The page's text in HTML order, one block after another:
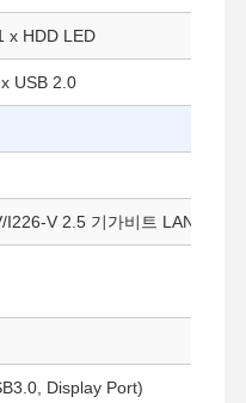
x HDD LED
USB 2.0
V 2.5 기가비트 LAN
Display Port)